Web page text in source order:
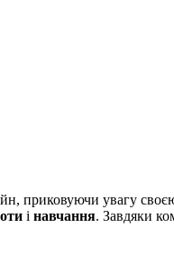
приковуючи увагу
і навчання. Завдяки